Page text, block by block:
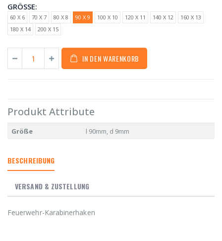
GRÖSSE:
60 X 6 70 X 7 80 X 8 90 X 9 100 X 10 120 X 11 140 X 12
160 X 13
180 X 14
200 X 15
IN DEN WARENKORB
Produkt Attribute
Größe l 90mm, d 9mm
BESCHREIBUNG
VERSAND & ZUSTELLUNG
Feuerwehr-Karabinerhaken